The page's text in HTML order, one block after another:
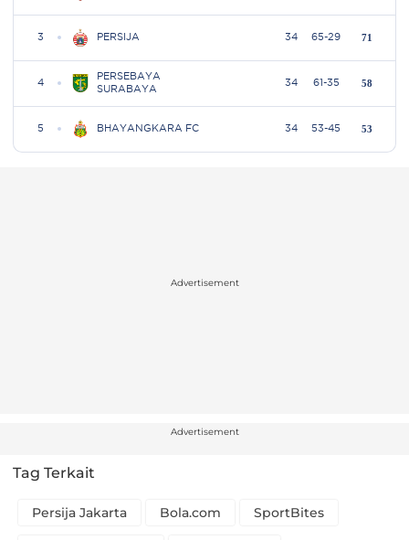
Advertisement
Advertisement
Tag Terkait
Persija Jakarta Bola.com SportBites